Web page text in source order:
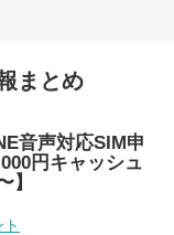
まとめ
音声対応SIM申
円キャッシュ
】